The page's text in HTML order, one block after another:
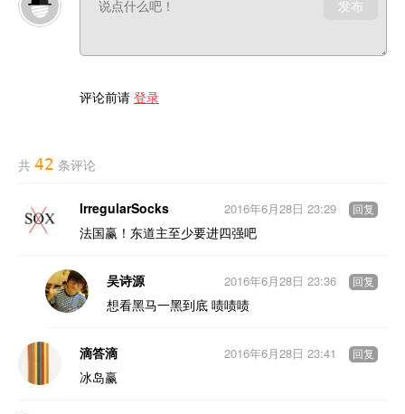
发布
评论前请 登录
共 42 条评论
IrregularSocks
法国赢！东道主至少要进四强吧
2016年6月28日 23:29 回复
吴诗源
想看黑马一黑到底 啧啧啧
2016年6月28日 23:36 回复
滴答滴
冰岛赢
2016年6月28日 23:41 回复